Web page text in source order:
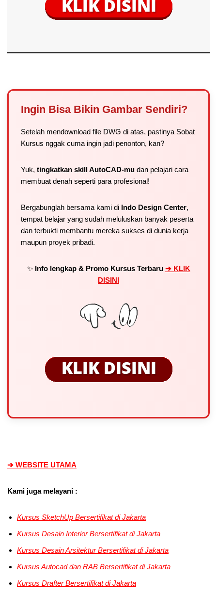
Ingin Bisa Bikin Gambar Sendiri?
Setelah mendownload file DWG di atas, pastinya Sobat
Kursus nggak cuma ingin jadi penonton, kan?
Yuk, tingkatkan skill AutoCAD-mu dan pelajari cara
membuat denah seperti para profesional!
Bergabunglah bersama kami di Indo Design Center,
tempat belajar yang sudah meluluskan banyak peserta
dan terbukti membantu mereka sukses di dunia kerja
maupun proyek pribadi.
✨ Info lengkap & Promo Kursus Terbaru ➔ KLIK
DISINI
➔ WEBSITE UTAMA
Kami juga melayani :
Kursus SketchUp Bersertifikat di Jakarta
Kursus Desain InteriorBersertifikat di Jakarta
Kursus Desain ArsitekturBersertifikat di Jakarta
Kursus Autocad dan RAB Bersertifikat di Jakarta
Kursus DrafterBersertifikat di Jakarta